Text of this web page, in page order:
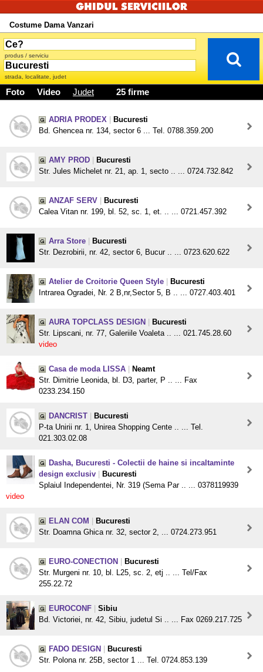
Costume Dama Vanzari
produs / serviciu
strada, localitate, judet
Foto Video Judet 25 firme
ADRIA PRODEX
Bucuresti
Bd. Ghencea nr. 134, sector 6 ... Tel. 0788.359.200
AMY PROD
Bucuresti
Str. Jules Michelet nr. 21, ap. 1, secto .. ... 0724.732.842
ANZAF SERV
Bucuresti
Calea Vitan nr. 199, bl. 52, sc. 1, et. .. ... 0721.457.392
Arra Store
Bucuresti
Str. Dezrobirii, nr. 42, sector 6, Bucur .. ... 0723.620.622
Atelier de Croitorie Queen Style
Bucuresti
Intrarea Ogradei, Nr. 2 B,nr,Sector 5, B .. ... 0727.403.401
AURA TOPCLASS DESIGN
Bucuresti
Str. Lipscani, nr. 77, Galeriile Voaleta .. ... 021.745.28.60
video
Casa de moda LISSA
Neamt
Str. Dimitrie Leonida, bl. D3, parter, P .. ... Fax
0233.234.150
DANCRIST
Bucuresti
P-ta Unirii nr. 1, Unirea Shopping Cente .. ... Tel.
021.303.02.08
Dasha, Bucuresti - Colectii de haine si incaltaminte
design exclusiv
Bucuresti
Splaiul Independentei, Nr. 319 (Sema Par .. ... 0378119939
video
ELAN COM
Bucuresti
Str. Doamna Ghica nr. 32, sector 2, ... 0724.273.951
EURO-CONECTION
Bucuresti
Str. Murgeni nr. 10, bl. L25, sc. 2, etj .. ... Tel/Fax
255.22.72
EUROCONF
Sibiu
Bd. Victoriei, nr. 42, Sibiu, judetul Si .. ... Fax 0269.217.725
FADO DESIGN
Bucuresti
Str. Polona nr. 25B, sector 1 ... Tel. 0724.853.139